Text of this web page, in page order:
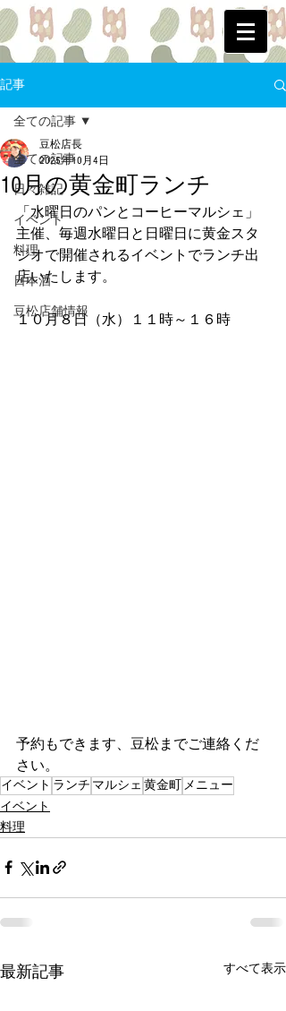
記事
全ての記事
日々雑記
イベント
料理
日本酒
豆松店舗情報
全ての記事
10月の黄金町ランチ
豆松店長
2025年10月4日
「水曜日のパンとコーヒーマルシェ」
主催、毎週水曜日と日曜日に黄金スタ
ジオで開催されるイベントでランチ出
店いたします。
１０月８日（水）１１時～１６時
予約もできます、豆松までご連絡くだ
さい。
イベント ランチ マルシェ 黄金町 メニュー
イベント
料理
最新記事 すべて表示